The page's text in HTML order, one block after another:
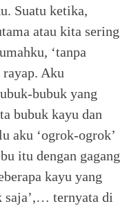
Suatu ketika,
atau kita sering
‘tanpa
rayap. Aku
bubuk yang
bubuk kayu dan
aku ‘ogrok-ogrok’
itu dengan gagang
kayu yang
saja’,… ternyata di